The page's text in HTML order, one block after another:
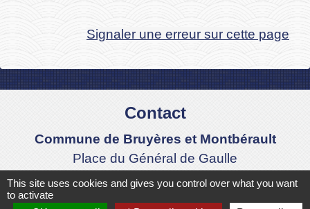
Signaler une erreur sur cette page
Contact
Commune de Bruyères et Montbérault
Place du Général de Gaulle
02860 Bruyères-et-Montbérault - FRANCE
This site uses cookies and gives you control over what you want
to activate